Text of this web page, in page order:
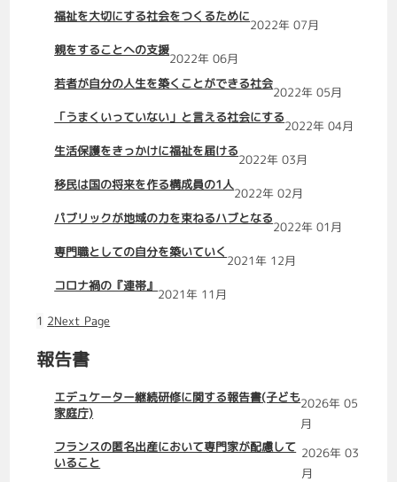
福祉を大切にする社会をつくるために
2022年 07月
親をすることへの支援
2022年 06月
若者が自分の人生を築くことができる社会
2022年 05月
「うまくいっていない」と言える社会にする
2022年 04月
生活保護をきっかけに福祉を届ける
2022年 03月
移民は国の将来を作る構成員の1人
2022年 02月
パブリックが地域の力を束ねるハブとなる
2022年 01月
専門職としての自分を築いていく
2021年 12月
コロナ禍の『連帯』
2021年 11月
1 2Next Page
報告書
エデュケーター継続研修に関する報告書(子ども
家庭庁)
2026年 05
月
フランスの匿名出産において専門家が配慮して
いること
2026年 03
月